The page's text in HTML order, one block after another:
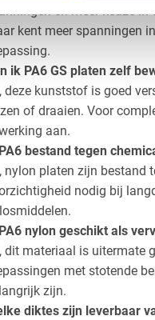
en meer keuze in
kent meer spanningen
ik PA6 GS platen zelf
deze kunststof is goed
of draaien. Voor
aan.
bestand tegen
nylon platen zijn bestand
nodig bij
nylon geschikt als
dit materiaal is uitermate
met stotende
zijn.
diktes zijn leverbaar